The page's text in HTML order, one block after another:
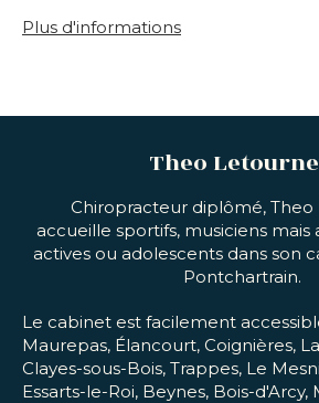
Plus d'informations
Theo
Chiropracteur diplômé,
accueille sportifs, musiciens mais
actives ou adolescents dans son
Pontchartrain.
Le cabinet est facilement
Maurepas, Élancourt, Coignières,
Clayes-sous-Bois, Trappes, Le
Essarts-le-Roi, Beynes, Bois-